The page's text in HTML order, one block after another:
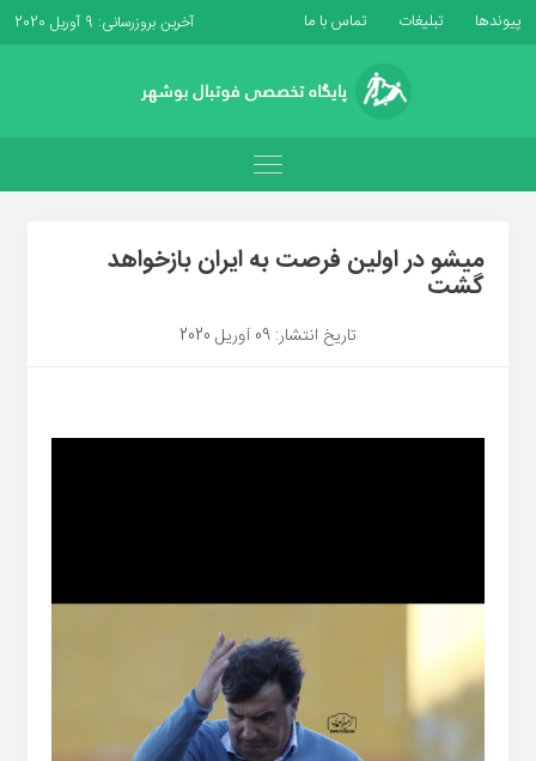
پیوندها تبلیغات تماس با ما آخرین بروزرسانی: 9 آوریل 2020
میشو در اولین فرصت به ایران بازخواهد
گشت
تاریخ انتشار: 09 آوریل 2020